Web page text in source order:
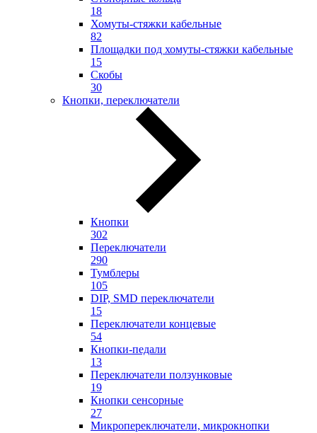
18
Хомуты-стяжки кабельные
82
Площадки под хомуты-стяжки кабельные
15
Скобы
30
Кнопки, переключатели
Кнопки
302
Переключатели
290
Тумблеры
105
DIP, SMD переключатели
15
Переключатели концевые
54
Кнопки-педали
13
Переключатели ползунковые
19
Кнопки сенсорные
27
Микропереключатели, микрокнопки